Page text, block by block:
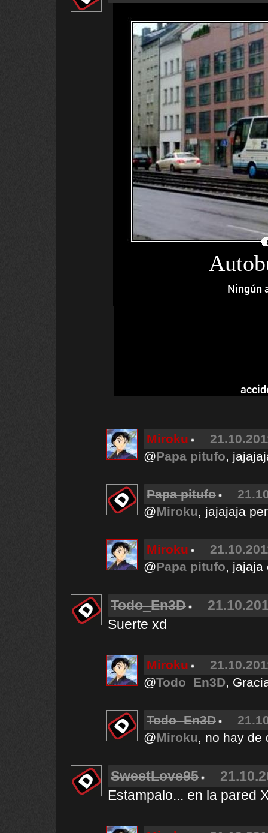
Ningún
Miroku
@Papa pitufo,
Papa pitufo
@Miroku, jajajaja
Miroku
@Papa pitufo, jajaja
Todo_En3D
Suerte xd
Miroku
@Todo_En3D,
Todo_En3D
@Miroku, no hay de
SweetLove95
Estampalo... en la pared